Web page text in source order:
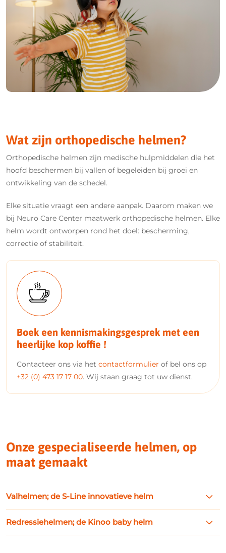
Wat zijn orthopedische helmen?
Orthopedische helmen zijn medische hulpmiddelen die het
hoofd beschermen bij vallen of begeleiden bij groei en
ontwikkeling van de schedel.
Elke situatie vraagt een andere aanpak. Daarom maken we
bij Neuro Care Center maatwerk orthopedische helmen. Elke
helm wordt ontworpen rond het doel: bescherming,
correctie of stabiliteit.
Boek een kennismakingsgesprek met een
heerlijke kop koffie !
Contacteer ons via het contactformulier of bel ons op
+32 (0) 473 17 17 00. Wij staan graag tot uw dienst.
Onze gespecialiseerde helmen, op
maat gemaakt
Valhelmen; de S-Line innovatieve helm
Wij zijnspecialist in het maken van valhelmen op maat.
Voor mensen met epilepsie, de ziekte van Parkinson,
cerebrale parese of andere neurologische aandoeningen
Redressiehelmen; de Kinoo baby helm
Onze neurologische redressiehelmen zijn bedoeld voor